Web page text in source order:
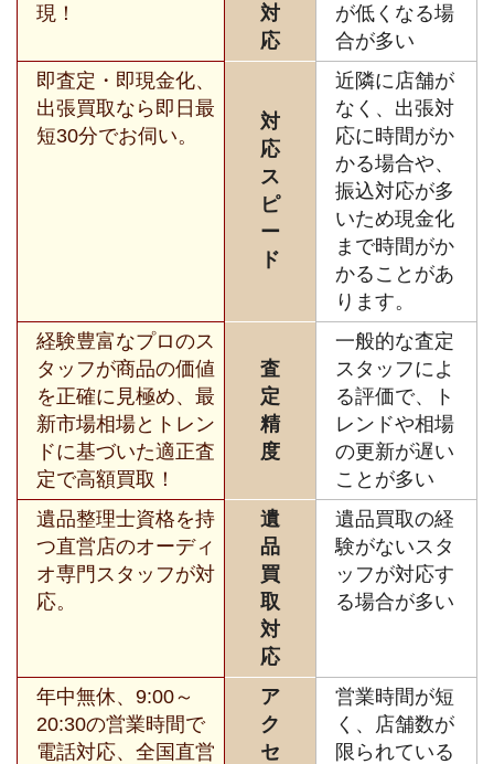
現！
対
応
が低くなる場
合が多い
即査定・即現金化、
出張買取なら即日最
短30分でお伺い。
対
応
ス
ピ
ー
ド
近隣に店舗が
なく、出張対
応に時間がか
かる場合や、
振込対応が多
いため現金化
まで時間がか
かることがあ
ります。
経験豊富なプロのス
タッフが商品の価値
を正確に見極め、最
新市場相場とトレン
ドに基づいた適正査
定で高額買取！
査
定
精
度
一般的な査定
スタッフによ
る評価で、ト
レンドや相場
の更新が遅い
ことが多い
遺品整理士資格を持
つ直営店のオーディ
オ専門スタッフが対
応。
遺
品
買
取
対
応
遺品買取の経
験がないスタ
ッフが対応す
る場合が多い
年中無休、9:00～
20:30の営業時間で
電話対応、全国直営
ア
ク
セ
営業時間が短
く、店舗数が
限られている